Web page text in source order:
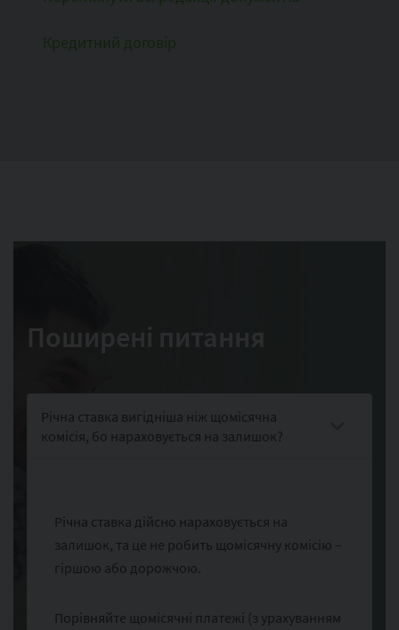
Кредитний договір
Поширені питання
Річна ставка вигідніша ніж щомісячна
комісія, бо нараховується на залишок?
Річна ставка дійсно нараховується на
залишок, та це не робить щомісячну комісію –
гіршою або дорожчою.
Порівняйте щомісячні платежі (з урахуванням